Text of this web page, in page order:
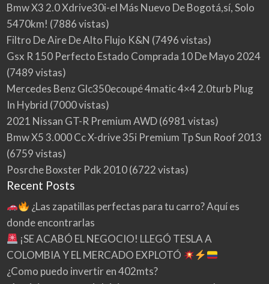
Bmw X3 2.0 Xdrive30i-el Más Nuevo De Bogotá,sí, Solo
5470km! (7886 vistas)
Filtro De Aire De Alto Flujo K&N (7496 vistas)
Gsx R 150 Perfecto Estado Comprada 10 De Mayo 2024
(7489 vistas)
Mercedes Benz Glc350ecoupé 4matic 4×4 2.0turb Plug
In Hybrid (7000 vistas)
2021 Nissan GT-R Premium AWD(6981 vistas)
Bmw X5 3.000 Cc X-drive 35i Premium Tp Sun Roof 2013
(6759 vistas)
Posrche Boxster Pdk 2010(6722 vistas)
Recent Posts
¿Las zapatillas perfectas para tu carro? Aquí es
donde encontrarlas
¡SE ACABÓ EL NEGOCIO! LLEGÓ TESLA A
COLOMBIA Y EL MERCADO EXPLOTÓ
¿Como puedo invertir en 402mts?